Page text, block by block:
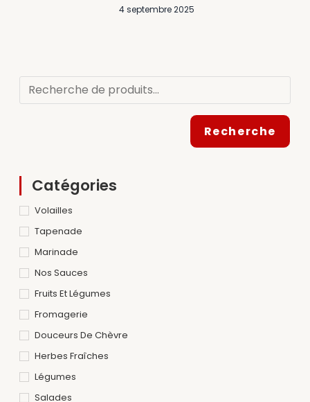
4 septembre 2025
Recherche
Catégories
Volailles
Tapenade
Marinade
Nos Sauces
Fruits Et Légumes
Fromagerie
Douceurs De Chèvre
Herbes Fraîches
Légumes
Salades